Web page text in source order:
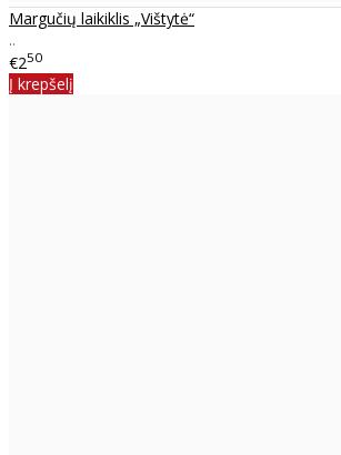
Margučių laikiklis „Vištytė“
..
€250
Į krepšelį